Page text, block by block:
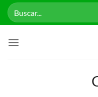
Saltar
Buscar
por: